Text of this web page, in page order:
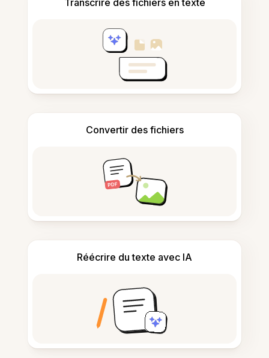
Transcrire des fichiers en texte
Convertir des fichiers
Réécrire du texte avec IA